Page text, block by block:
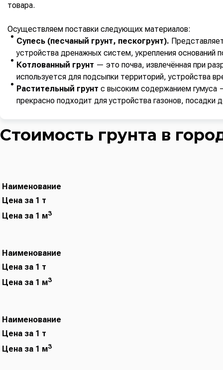
товара.
Осуществляем поставки следующих материалов:
Супесь (песчаный грунт, пескогрунт).
устройства дренажных систем, укрепления
Котлованный грунт — это почва, извлечённая при
используется для подсыпки территорий, устройства
Растительный грунт с высоким содержанием гумуса
прекрасно подходит для устройства газонов, посадки
Стоимость грунта в
Наименование
Цена за 1 т
Цена за 1 м3
Наименование
Цена за 1 т
Цена за 1 м3
Наименование
Цена за 1 т
Цена за 1 м3